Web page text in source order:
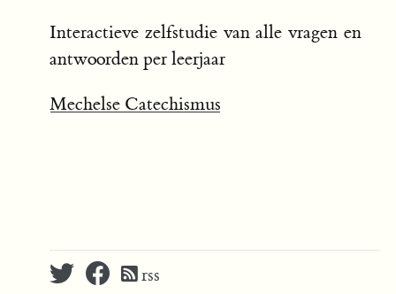
Interactieve zelfstudie van alle vragen en
antwoorden per leerjaar
Mechelse Catechismus
rss